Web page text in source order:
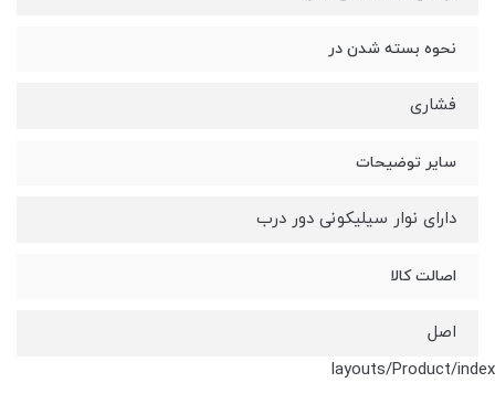
نحوه بسته شدن در
فشاری
سایر توضیحات
دارای نوار سیلیکونی دور درب
اصالت کالا
اصل
layouts/Product/index